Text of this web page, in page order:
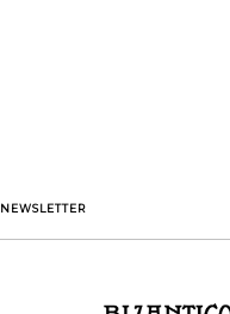
NEWSLETTER